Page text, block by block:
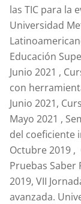
las TIC para la
Universidad
Educación
Junio 2021 ,
con
Junio 2021,
Mayo 2021 ,
del coeficiente
Octubre 2019 ,
Pruebas Saber
2019, VII
avanzada.